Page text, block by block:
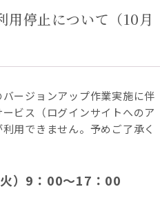
用停止について（10月
ージョンアップ作業実施に伴
ビス（ログインサイトへのア
用できません。予めご了承く
）9：00～17：00